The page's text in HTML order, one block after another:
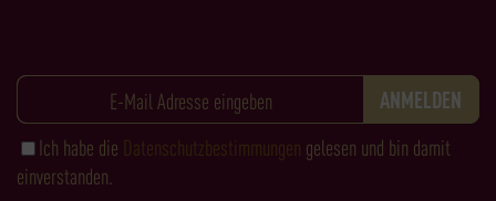
Ich habe die Datenschutzbestimmungen gelesen und bin damit
einverstanden.